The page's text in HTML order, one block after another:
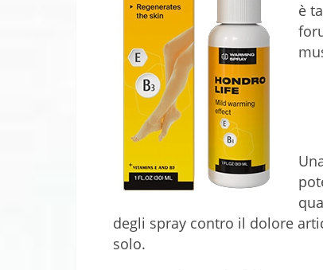
è
degli spray contro il dolore
solo.